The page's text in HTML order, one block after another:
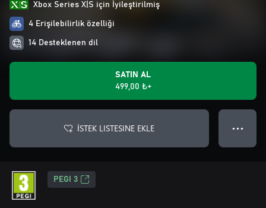
Xbox Series X|S için İyileştirilmiş
4 Erişilebilirlik özelliği
14 Desteklenen dil
SATIN AL
499,00 ₺+
İSTEK LISTESINE EKLE ● ● ●
PEGI 3